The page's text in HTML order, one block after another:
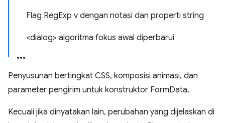
Flag RegExp v dengan notasi dan properti string
<dialog> algoritma fokus awal diperbarui
Penyusunan bertingkat CSS, komposisi animasi, dan
parameter pengirim untuk konstruktor FormData.
Kecuali jika dinyatakan lain, perubahan yang dijelaskan di